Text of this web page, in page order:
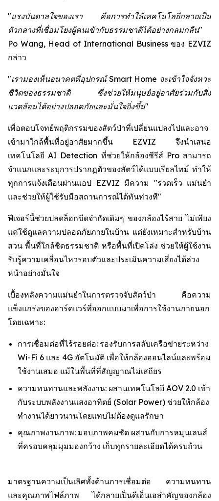
"แรงบันดาลใจของเรา คือการทำให้เทคโนโลยีกลายเป็น
ตัวกลางที่เชื่อมโยงผู้คนเข้ากับธรรมชาติได้อย่างกลมกลืน"
Po Wang, Head of International Business ของ EZVIZ
กล่าว
"เรามองเห็นอนาคตที่อุปกรณ์ Smart Home จะเข้าใจจังหวะ
ชีวิตของธรรมชาติ ซึ่งช่วยให้มนุษย์อยู่อาศัยร่วมกับสิ่ง
แวดล้อมได้อย่างปลอดภัยและมั่นใจยิ่งขึ้น"
เพื่อตอบโจทย์พฤติกรรมของสัตว์ป่าที่เปลี่ยนแปลงไปและอาจ
เข้ามาใกล้พื้นที่อยู่อาศัยมากขึ้น EZVIZ จึงนำเสนอ
เทคโนโลยี AI Detection ที่ช่วยให้กล้องซีรีส์ Pro สามารถ
จำแนกและระบุการปรากฏตัวของสัตว์ได้แบบเรียลไทม์ ทำให้
ทุกการแจ้งเตือนผ่านแอป EZVIZ มีความ "รวดเร็ว แม่นยำ
และช่วยให้ผู้ใช้รับมือสถานการณ์ได้ทันท่วงที"
ฟีเจอร์นี้ช่วยปลดล็อกขีดจำกัดเดิมๆ ของกล้องไร้สาย ไม่เพียง
แค่ใช้ดูแลความปลอดภัยภายในบ้าน แต่ยังเหมาะสำหรับบ้าน
สวน พื้นที่ใกล้ชิดธรรมชาติ หรือพื้นที่เปิดโล่ง ช่วยให้ผู้ใช้งาน
รับรู้ความเคลื่อนไหวรอบตัวและประเมินความเสี่ยงได้ล่วง
หน้าอย่างมั่นใจ
เบื้องหลังความแม่นยำในการตรวจจับสัตว์ป่า คือความ
แข็งแกร่งของฮาร์ดแวร์ที่ออกแบบมาเพื่อการใช้งานภายนอก
โดยเฉพาะ:
การเชื่อมต่อที่ไร้รอยต่อ: รองรับการสลับเครือข่ายระหว่าง
Wi-Fi 6 และ 4G อัตโนมัติ เพื่อให้กล้องออนไลน์และพร้อม
ใช้งานเสมอ แม้ในพื้นที่ที่สัญญาณไม่เสถียร
ความทนทานและพลังงาน: ผสานเทคโนโลยี AOV 2.0 เข้า
กับระบบพลังงานแสงอาทิตย์ (Solar Power) ช่วยให้กล้อง
ทำงานได้ยาวนานโดยแทบไม่ต้องดูแลรักษา
คุณภาพงานภาพ: มอบภาพคมชัด ผสานกับการหมุนเลนส์
ที่ครอบคลุมมุมมองกว้าง เก็บทุกรายละเอียดได้ครบถ้วน
มาตรฐานความเป็นเลิศทั้งด้านการเชื่อมต่อ ความทนทาน
และคุณภาพไฟล์ภาพ ได้กลายเป็นดีเอ็นเอสำคัญของกล้อง